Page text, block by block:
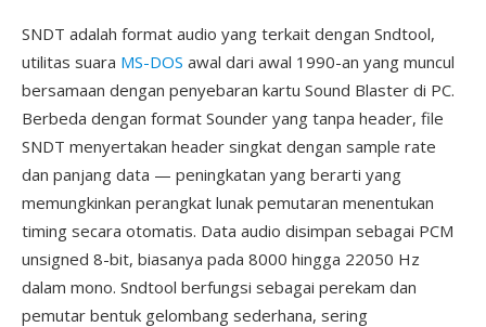
SNDT adalah format audio yang terkait dengan Sndtool,
utilitas suara MS-DOS awal dari awal 1990-an yang muncul
bersamaan dengan penyebaran kartu Sound Blaster di PC.
Berbeda dengan format Sounder yang tanpa header, file
SNDT menyertakan header singkat dengan sample rate
dan panjang data — peningkatan yang berarti yang
memungkinkan perangkat lunak pemutaran menentukan
timing secara otomatis. Data audio disimpan sebagai PCM
unsigned 8-bit, biasanya pada 8000 hingga 22050 Hz
dalam mono. Sndtool berfungsi sebagai perekam dan
pemutar bentuk gelombang sederhana, sering